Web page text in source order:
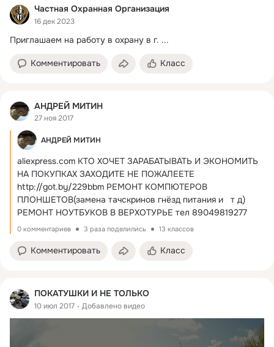
Частная Охранная Организация
16 дек 2023
Приглашаем на работу в охрану в г. ...
Комментировать Класс
АНДРЕЙ МИТИН
27 ноя 2017
АНДРЕЙ МИТИН
aliexpress.com КТО ХОЧЕТ ЗАРАБАТЫВАТЬ И ЭКОНОМИТЬ
НА ПОКУПКАХ ЗАХОДИТЕ НЕ ПОЖАЛЕЕТЕ
http://got.by/229bbm РЕМОНТ КОМПЮТЕРОВ
ПЛОНШЕТОВ(замена тачскринов гнёзд питания и   т д)
РЕМОНТ НОУТБУКОВ В ВЕРХОТУРЬЕ тел 89049819277
0 комментариев 3 раза поделились 13 классов
Комментировать Класс
ПОКАТУШКИ И НЕ ТОЛЬКО
10 июл 2017 Добавлено видео